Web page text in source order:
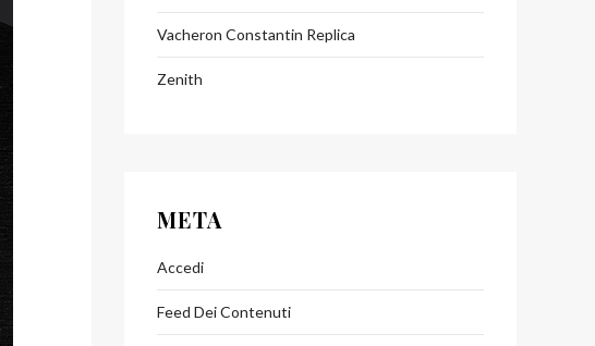
Vacheron Constantin Replica
Zenith
META
Accedi
Feed Dei Contenuti